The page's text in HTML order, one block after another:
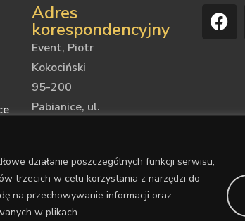
działanie poszczególnych funkcji serwisu,
trzecich w celu korzystania z narzędzi do
na przechowywanie informacji oraz
w plikach
Adres
korespondencyjny
Event, Piotr
Kokociński
95-200
Pabianice, ul.
NIP:
7311842041